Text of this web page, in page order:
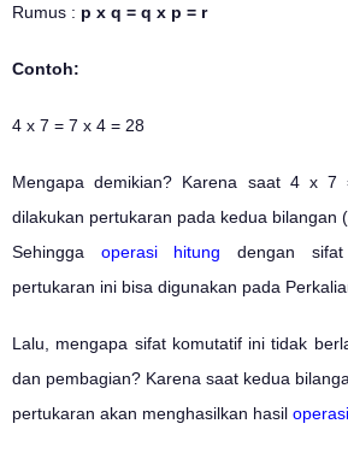
Rumus : p x q = q x p = r
Contoh:
4 x 7 = 7 x 4 = 28
Mengapa demikian? Karena saat 4 x
dilakukan pertukaran pada kedua bilangan
Sehingga operasi hitung dengan
pertukaran ini bisa digunakan pada
Lalu, mengapa sifat komutatif ini tidak
dan pembagian? Karena saat kedua
pertukaran akan menghasilkan hasil